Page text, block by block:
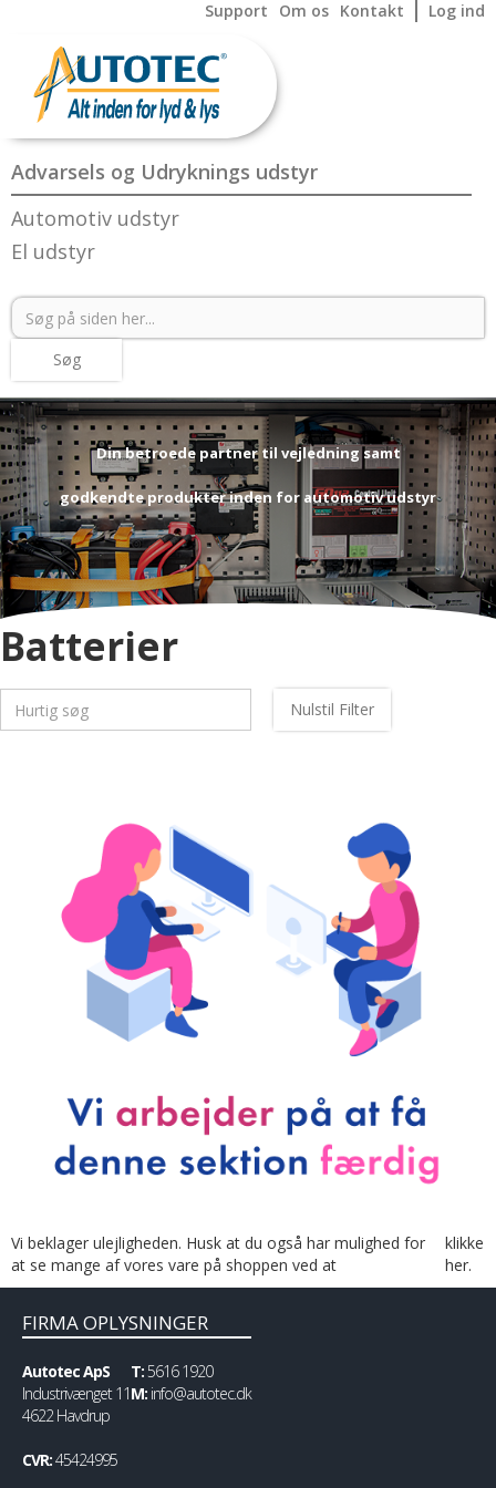
Support Om os Kontakt Log ind
Advarsels og Udryknings udstyr
Automotiv udstyr
El udstyr
Din betroede partner til vejledning samt
godkendte produkter inden for automotiv udstyr
Batterier
Nulstil Filter
Vi beklager ulejligheden. Husk at du også har mulighed for
at se mange af vores vare på shoppen ved at
klikke
her.
FIRMA OPLYSNINGER
Autotec ApS
Industrivænget 11
4622 Havdrup
CVR:45424995
T:5616 1920
M: info@autotec.dk